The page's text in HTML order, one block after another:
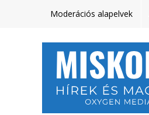
Moderációs alapelvek